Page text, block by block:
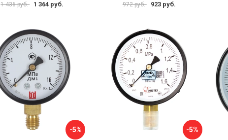
1 436 руб. 1 364 руб. 972 руб. 923 руб.
-5% -5%